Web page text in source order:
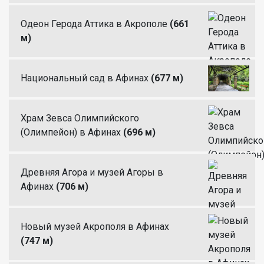
Одеон Герода Аттика в Акрополе (661
м)
Национальный сад в Афинах (677 м)
Храм Зевса Олимпийского
(Олимпейон) в Афинах (696 м)
Древняя Агора и музей Агоры в
Афинах (706 м)
Новый музей Акрополя в Афинах
(747 м)